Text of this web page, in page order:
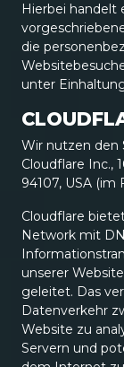
Hierbei handelt
die
unter
Wir nutzen den
Cloudflare Inc.,
94107, USA (im
Cloudflare
Network mit
unserer
geleitet. Das
Datenverkehr
Website zu
Servern und